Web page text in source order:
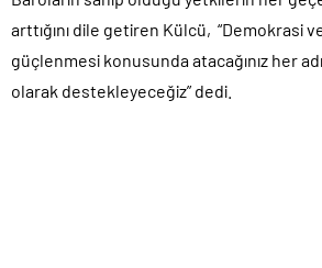
arttığını dile getiren Külcü, “Demokrasi
güçlenmesi konusunda atacağınız her
olarak destekleyeceğiz” dedi.